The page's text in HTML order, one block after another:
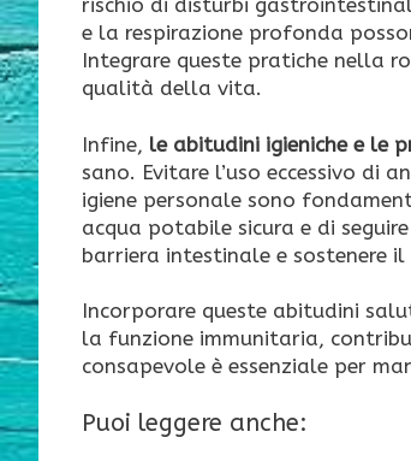
e la respirazione profonda
Integrare queste pratiche nella
qualità della vita.
Infine, le abitudini igieniche e le
sano. Evitare l’uso eccessivo di
igiene personale sono
acqua potabile sicura e di
barriera intestinale e sostenere
Incorporare queste abitudini
la funzione immunitaria,
consapevole è essenziale per
Puoi leggere anche: